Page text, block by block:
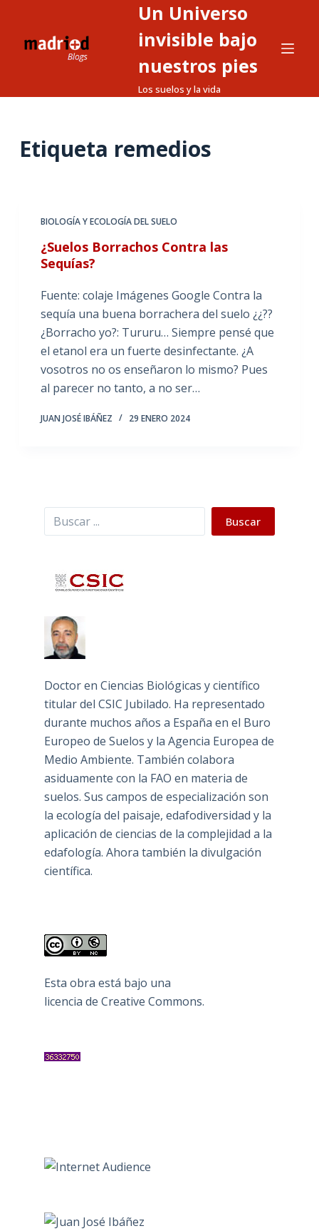
Un Universo
invisible bajo
nuestros pies
Los suelos y la vida
Etiqueta remedios
BIOLOGÍA Y ECOLOGÍA DEL SUELO
¿Suelos Borrachos Contra las
Sequías?
Fuente: colaje Imágenes Google Contra la
sequía una buena borrachera del suelo ¿¿??
¿Borracho yo?: Tururu… Siempre pensé que
el etanol era un fuerte desinfectante. ¿A
vosotros no os enseñaron lo mismo? Pues
al parecer no tanto, a no ser…
JUAN JOSÉ IBÁÑEZ 29 ENERO 2024
Buscar Buscar
Doctor en Ciencias Biológicas y científico
titular del CSIC Jubilado. Ha representado
durante muchos años a España en el Buro
Europeo de Suelos y la Agencia Europea de
Medio Ambiente. También colabora
asiduamente con la FAO en materia de
suelos. Sus campos de especialización son
la ecología del paisaje, edafodiversidad y la
aplicación de ciencias de la complejidad a la
edafología. Ahora también la divulgación
científica.
Esta obra está bajo una
licencia de Creative Commons.